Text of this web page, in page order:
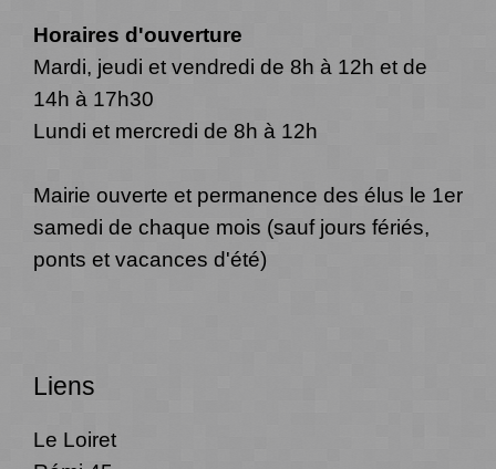
Horaires d'ouverture
Mardi, jeudi et vendredi de 8h à 12h et de
14h à 17h30
Lundi et mercredi de 8h à 12h
Mairie ouverte et permanence des élus le 1er
samedi de chaque mois (sauf jours fériés,
ponts et vacances d'été)
Liens
Le Loiret